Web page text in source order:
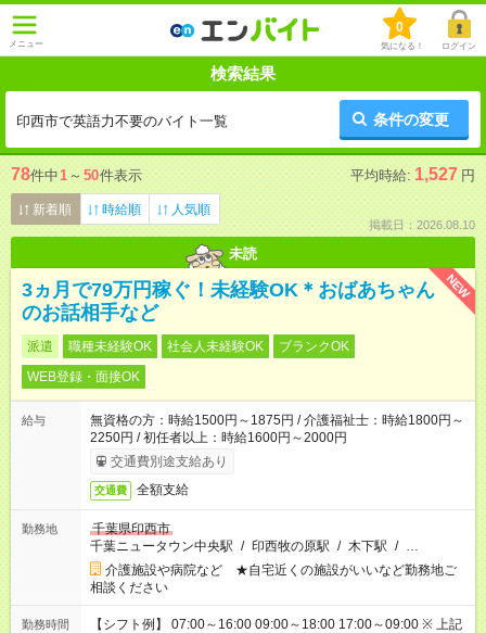
メニュー
0
気になる！ ログイン
検索結果
印西市で英語力不要のバイト一覧 条件の変更
78件中1 ～ 50件表示 平均時給: 1,527 円
新着順 時給順 人気順
掲載日：2026.08.10
未読
NEW
3ヵ月で79万円稼ぐ！未経験OK＊おばあちゃん
のお話相手など
派遣 職種未経験OK 社会人未経験OK
ブランクOK
WEB登録・面接OK
給与
無資格の方：時給1500円～1875円 / 介護福祉士：時給1800円～
2250円 / 初任者以上：時給1600円～2000円
交通費別途支給あり
交通費 全額支給
勤務地
千葉県印西市
千葉ニュータウン中央駅 / 印西牧の原駅 / 木下駅 / …
介護施設や病院など ★自宅近くの施設がいいなど勤務地ご
相談ください
勤務時間
【シフト例】 07:00～16:00 09:00～18:00 17:00～09:00 ※ 上記